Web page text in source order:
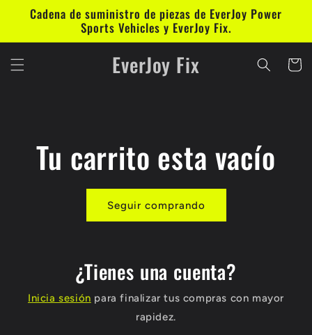
directamente
Cadena de suministro de piezas de EverJoy Power
Sports Vehicles y EverJoy Fix.
EverJoy Fix Carrito
Tu carrito esta vacío
Seguir comprando
¿Tienes una cuenta?
Inicia sesión para finalizar tus compras con mayor
rapidez.